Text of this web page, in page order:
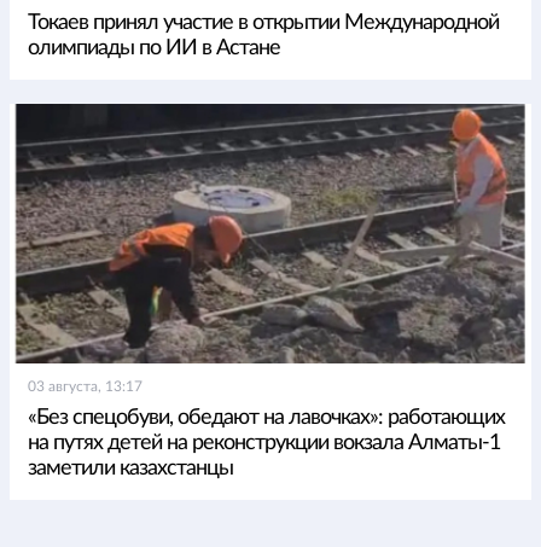
Токаев принял участие в открытии Международной
олимпиады по ИИ в Астане
03 августа, 13:17
«Без спецобуви, обедают на лавочках»: работающих
на путях детей на реконструкции вокзала Алматы-1
заметили казахстанцы